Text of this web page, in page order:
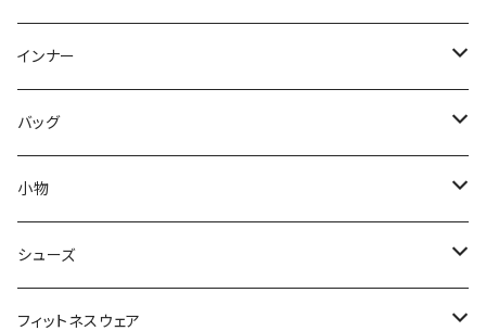
スウェット/トレーナー
その他
オールインワン
ラッシュガード
その他
ロング/マキシ
袖付き
ノースリーブ
パンツドレス
ナイトドレス
スカートスーツ
その他
ネックレス
ブレスレット
ピアス
コサージュ
リング
インナー
ブラ/ブラトップ/ベアトップ
ショーツ
タンクトップ/キャミソール
半袖/5分
バッグ
サブバッグ
クラッチバッグ
トートバッグ
小物
マフラー/スカーフ/ストール
財布
シューズ
スニーカー
フィットネスウェア